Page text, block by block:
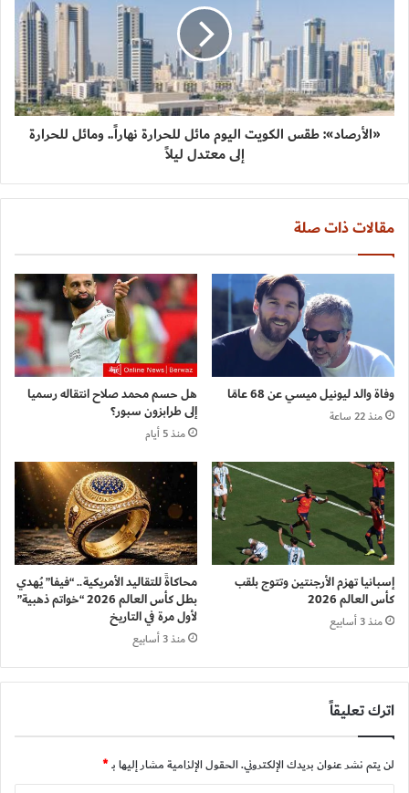
«الأرصاد»: طقس الكويت اليوم مائل للحرارة نهاراً.. ومائل للحرارة
إلى معتدل ليلاً
مقالات ذات صلة
وفاة والد ليونيل ميسي عن 68 عامًا
منذ 22 ساعة
هل حسم محمد صلاح انتقاله رسميا
إلى طرابزون سبور؟
منذ 5 أيام
إسبانيا تهزم الأرجنتين وتتوج بلقب
كأس العالم 2026
منذ 3 أسابيع
محاكاةً للتقاليد الأمريكية.. “فيفا” يُهدي
بطل كأس العالم 2026 “خواتم ذهبية”
لأول مرة في التاريخ
منذ 3 أسابيع
اترك تعليقاً
لن يتم نشر عنوان بريدك الإلكتروني.الحقول الإلزامية مشار إليها بـ*